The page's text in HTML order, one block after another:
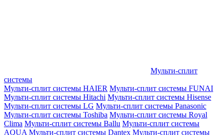
Мульти-сплит
системы
Мульти-сплит системы HAIER Мульти-сплит системы FUNAI
Мульти-сплит системы Hitachi Мульти-сплит системы Hisense
Мульти-сплит системы LG Мульти-сплит системы Panasonic
Мульти-сплит системы Toshiba Мульти-сплит системы Royal
Clima Мульти-сплит системы Ballu Мульти-сплит системы
AQUA Мульти-сплит системы Dantex Мульти-сплит системы